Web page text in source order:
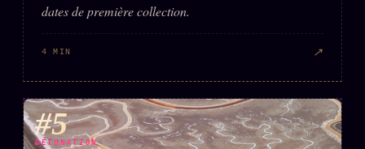
dates de première collection.
4 MIN ↗
#5
DÉTONATION